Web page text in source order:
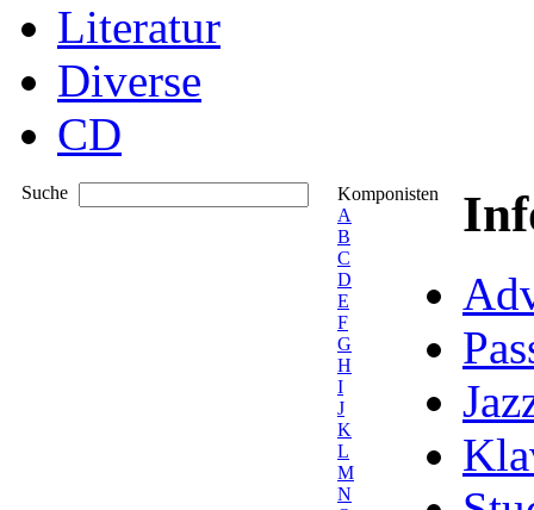
Literatur
Diverse
CD
Suche
Komponisten
A
B
C
D
E
F
G
H
I
J
K
L
M
N